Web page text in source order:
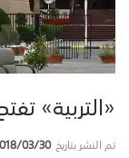
«التربية»
تم النشر بتاريخ03/30